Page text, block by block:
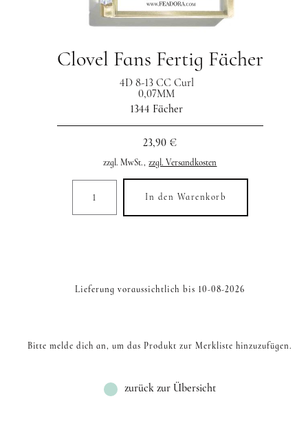
Clovel Fans Fertig Fächer
4D 8-13 CC Curl
0,07MM
1344 Fächer
23,90 €
zzgl. MwSt., zzgl. Versandkosten
In den Warenkorb
Lieferung voraussichtlich bis 10-08-2026
Bitte melde dich an, um das Produkt zur Merkliste hinzuzufügen.
zurück zur Übersicht